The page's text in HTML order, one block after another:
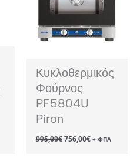
Κυκλοθερμικός
Φούρνος
PF5804U
Piron
995,00€Original
price
756,00€Η+ ΦΠΑ